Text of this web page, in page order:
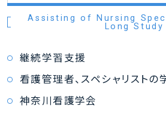
Assisting of Nursing
Long Study
継続学習支援
看護管理者、スペシャリストの
神奈川看護学会